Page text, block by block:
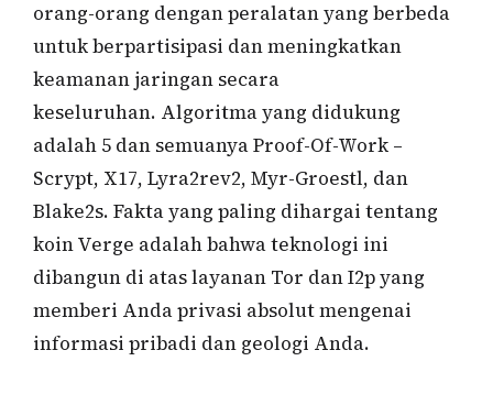
orang-orang dengan peralatan yang berbeda
untuk berpartisipasi dan meningkatkan
keamanan jaringan secara
keseluruhan. Algoritma yang didukung
adalah 5 dan semuanya Proof-Of-Work –
Scrypt, X17, Lyra2rev2, Myr-Groestl, dan
Blake2s. Fakta yang paling dihargai tentang
koin Verge adalah bahwa teknologi ini
dibangun di atas layanan Tor dan I2p yang
memberi Anda privasi absolut mengenai
informasi pribadi dan geologi Anda.